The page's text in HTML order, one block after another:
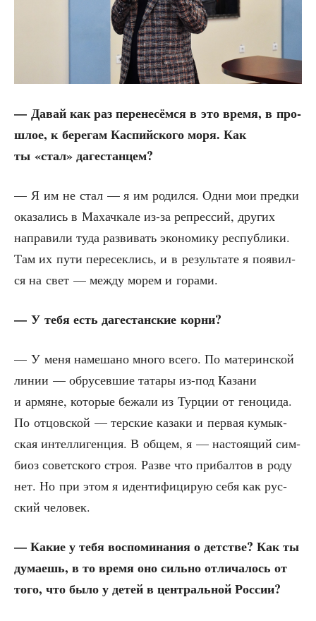
— Давай как раз пере­не­сём­ся в это вре­мя, в про­
шлое, к бере­гам Кас­пий­ско­го моря. Как
ты «стал» дагестанцем?
— Я им не стал — я им родил­ся. Одни мои пред­ки
ока­за­лись в Махач­ка­ле из-за репрес­сий, дру­гих
напра­ви­ли туда раз­ви­вать эко­но­ми­ку рес­пуб­ли­ки.
Там их пути пере­сек­лись, и в резуль­та­те я появил­
ся на свет — меж­ду морем и горами.
— У тебя есть даге­стан­ские корни?
— У меня наме­ша­но мно­го все­го. По мате­рин­ской
линии — обру­сев­шие тата­ры из-под Каза­ни
и армяне, кото­рые бежа­ли из Тур­ции от гено­ци­да.
По отцов­ской — тер­ские каза­ки и пер­вая кумык­
ская интел­ли­ген­ция. В общем, я — насто­я­щий сим­
би­оз совет­ско­го строя. Раз­ве что при­бал­тов в роду
нет. Но при этом я иден­ти­фи­ци­рую себя как рус­
ский человек.
— Какие у тебя вос­по­ми­на­ния о дет­стве? Как ты
дума­ешь, в то вре­мя оно силь­но отли­ча­лось от
того, что было у детей в цен­траль­ной России?